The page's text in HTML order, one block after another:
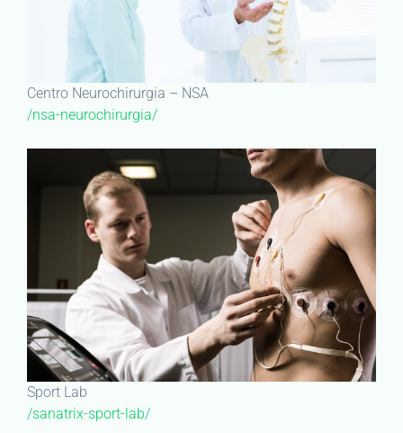
Centro Neurochirurgia – NSA
/nsa-neurochirurgia/
Sport Lab
/sanatrix-sport-lab/